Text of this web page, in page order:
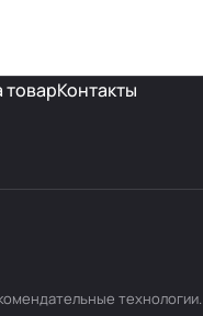
товарКонтакты
технологии.